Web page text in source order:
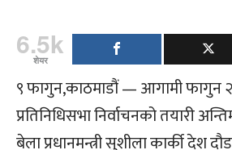
6.5k
शेयर
९ फागुन,काठमाडौं — आगामी फागुन
प्रतिनिधिसभा निर्वाचनको तयारी
बेला प्रधानमन्त्री सुशीला कार्की देश